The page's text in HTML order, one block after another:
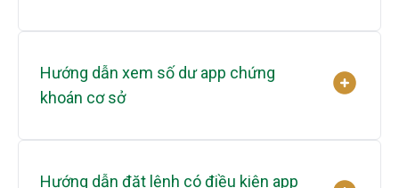
Hướng dẫn xem số dư app chứng
khoán cơ sở
Hướng dẫn đặt lệnh có điều kiện app